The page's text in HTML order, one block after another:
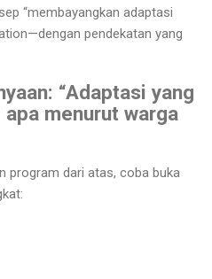
“membayangkan adaptasi
pendekatan yang
“Adaptasi yang
menurut warga
program dari atas, coba buka